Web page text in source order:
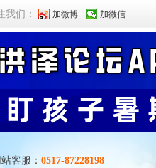
我们： 加微博 加微信
站客服： 0517-87228198